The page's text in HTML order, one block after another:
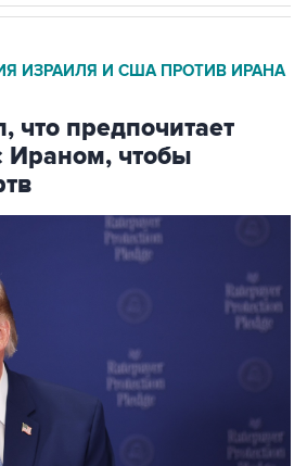
ИЗРАИЛЯ И США ПРОТИВ ИРАНА
что предпочитает
Ираном, чтобы